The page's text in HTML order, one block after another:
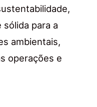
sólida para a
ambientais,
operações e